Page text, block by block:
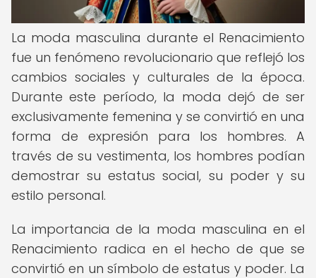
La moda masculina durante el Renacimiento
fue un fenómeno revolucionario que reflejó los
cambios sociales y culturales de la época.
Durante este período, la moda dejó de ser
exclusivamente femenina y se convirtió en una
forma de expresión para los hombres. A
través de su vestimenta, los hombres podían
demostrar su estatus social, su poder y su
estilo personal.
La importancia de la moda masculina en el
Renacimiento radica en el hecho de que se
convirtió en un símbolo de estatus y poder. La